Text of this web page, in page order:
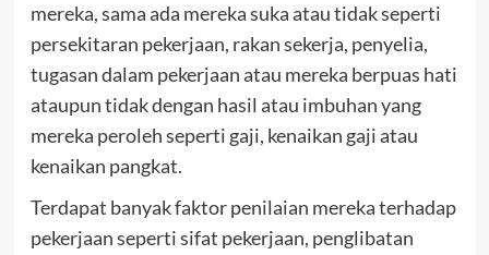
mereka, sama ada mereka suka atau tidak seperti
persekitaran pekerjaan, rakan sekerja, penyelia,
tugasan dalam pekerjaan atau mereka berpuas hati
ataupun tidak dengan hasil atau imbuhan yang
mereka peroleh seperti gaji, kenaikan gaji atau
kenaikan pangkat.
Terdapat banyak faktor penilaian mereka terhadap
pekerjaan seperti sifat pekerjaan, penglibatan